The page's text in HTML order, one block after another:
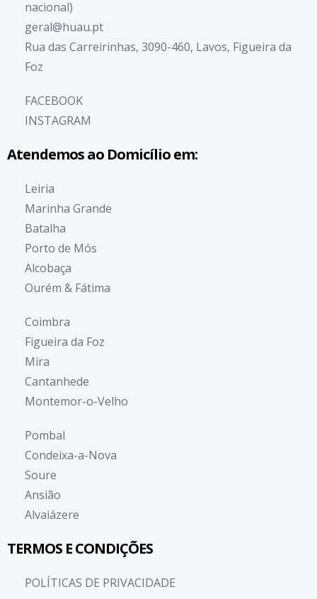
nacional)
geral@huau.pt
Rua das Carreirinhas, 3090-460, Lavos, Figueira da
Foz
FACEBOOK
INSTAGRAM
Atendemos ao Domicílio em:
Leiria
Marinha Grande
Batalha
Porto de Mós
Alcobaça
Ourém & Fátima
Coimbra
Figueira da Foz
Mira
Cantanhede
Montemor-o-Velho
Pombal
Condeixa-a-Nova
Soure
Ansião
Alvaiázere
TERMOS E CONDIÇÕES
POLÍTICAS DE PRIVACIDADE